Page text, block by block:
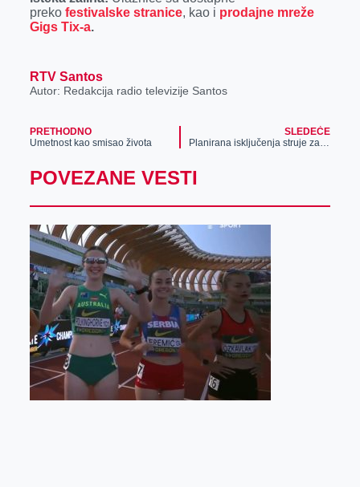
preko festivalske stranice, kao i prodajne mreže
Gigs Tix-a.
RTV Santos
Autor: Redakcija radio televizije Santos
PRETHODNO
Umetnost kao smisao života
SLEDEĆE
POVEZANE VESTI